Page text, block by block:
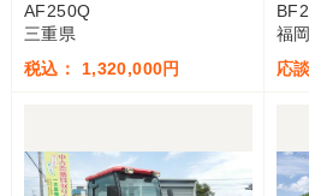
AF250Q
三重県
税込： 1,320,000円
福
応談